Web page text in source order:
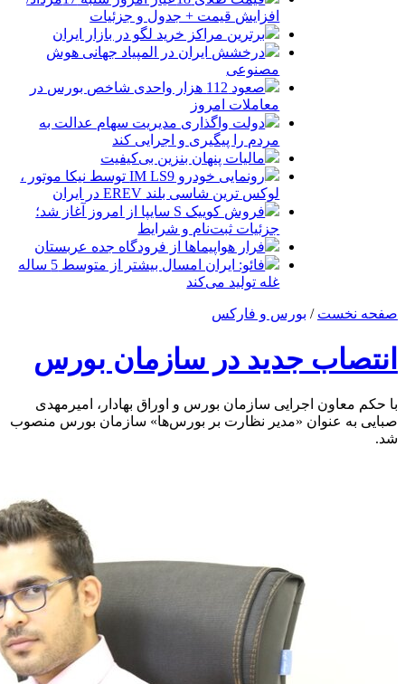
افزایش قیمت + جدول و جزئیات
برترین مراکز خرید لگو در بازار ایران
درخشش ایران در المپیاد جهانی هوش
مصنوعی
صعود 112 هزار واحدی شاخص بورس در
معاملات امروز
دولت واگذاری مدیریت سهام عدالت به
مردم را پیگیری و اجرایی کند
مالیات پنهان بنزین بی‌کیفیت
رونمایی خودرو IM LS9 توسط نیکا موتور ،
لوکس ترین شاسی بلند EREV در ایران
فروش کوییک S سایپا از امروز آغاز شد؛
جزئیات ثبت‌نام و شرایط
فرار هواپیماها از فرودگاه جده عربستان
فائو: ایران امسال بیشتر از متوسط 5 ساله
غله تولید می‌کند
صفحه نخست / بورس و فارکس
انتصاب جدید در سازمان بورس
با حکم معاون اجرایی سازمان بورس و اوراق بهادار، امیرمهدی
صبایی به عنوان «مدیر نظارت بر بورس‌ها» سازمان بورس منصوب
شد.